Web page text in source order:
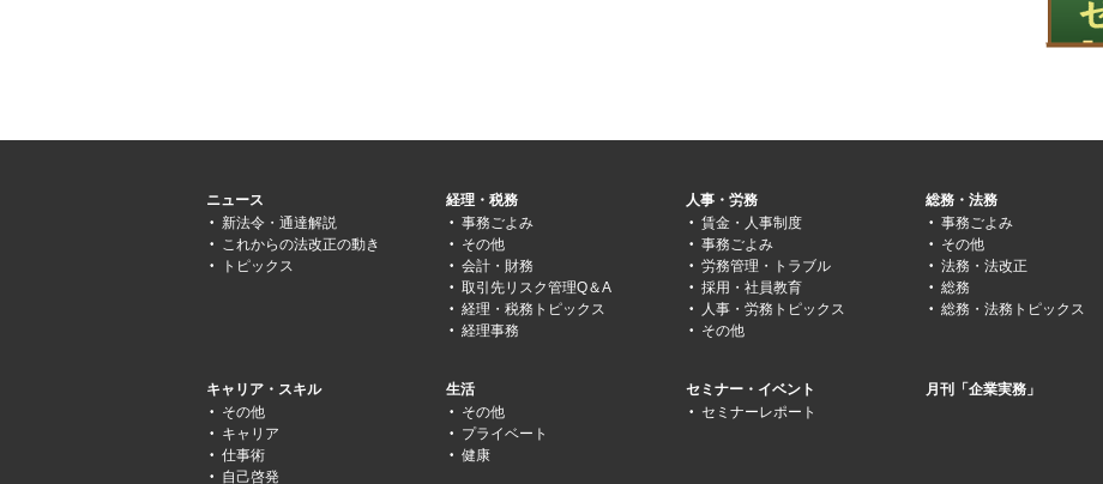
ニュース
新法令・通達解説
これからの法改正の動き
トピックス
経理・税務
事務ごよみ
その他
会計・財務
取引先リスク管理Q＆A
経理・税務トピックス
経理事務
人事・労務
賃金・人事制度
事務ごよみ
労務管理・トラブル
採用・社員教育
人事・労務トピックス
その他
総務・法務
事務ごよみ
その他
法務・法改正
総務
総務・法務トピックス
キャリア・スキル
その他
キャリア
仕事術
自己啓発
生活
その他
プライベート
健康
セミナー・イベント
セミナーレポート
月刊「企業実務」